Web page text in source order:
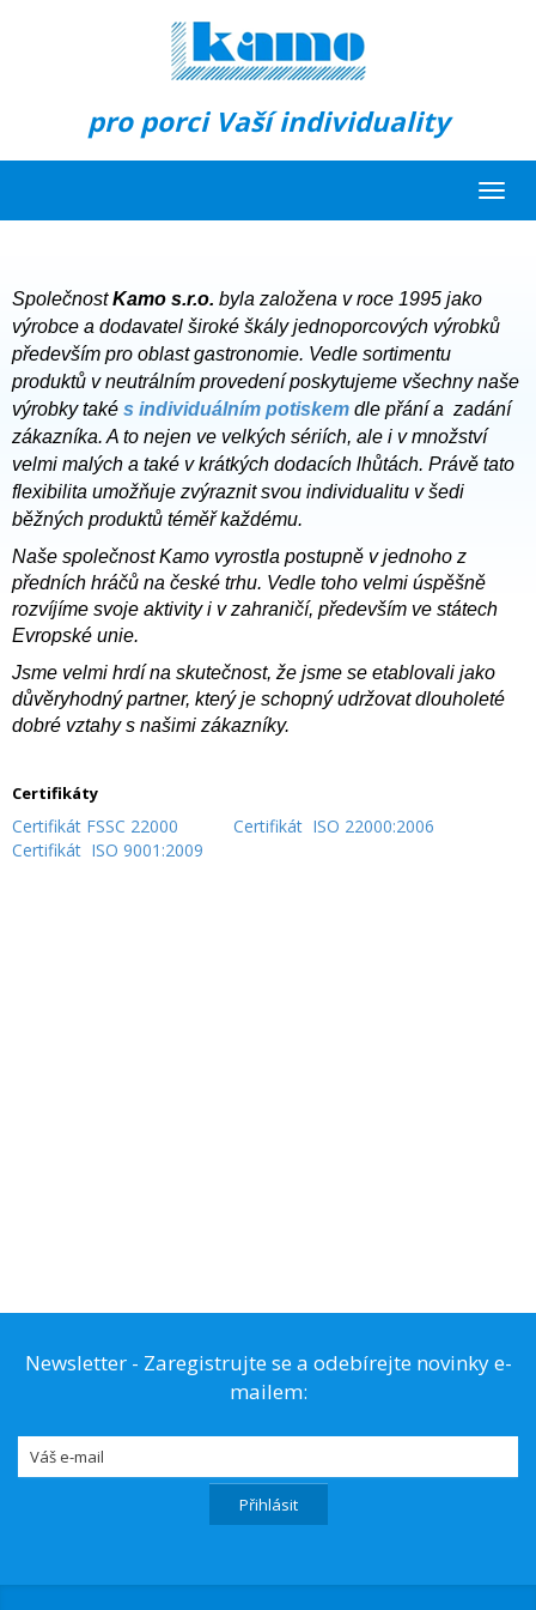
pro porci Vaší individuality
SpolečnostKamo s.r.o. byla založena v roce 1995 jako
výrobce a dodavatel široké škály jednoporcových výrobků
především pro oblast gastronomie. Vedle sortimentu
produktů v neutrálním provedení poskytujeme všechny naše
výrobky také s individuálním potiskem dle přání a zadání
zákazníka. A to nejen ve velkých sériích, ale i v množství
velmi malých a také v krátkých dodacích lhůtách. Právě tato
flexibilita umožňuje zvýraznit svou individualitu v šedi
běžných produktů téměř každému.
Naše společnost Kamo vyrostla postupně v jednoho z
předních hráčů na české trhu. Vedle toho velmi úspěšně
rozvíjíme svoje aktivity i v zahraničí, především ve státech
Evropské unie.
Jsme velmi hrdí na skutečnost, že jsme se etablovali jako
důvěryhodný partner, který je schopný udržovat dlouholeté
dobré vztahy s našimi zákazníky.
Certifikáty
Certifikát FSSC 22000
Certifikát ISO 22000:2006
Certifikát ISO 9001:2009
Newsletter - Zaregistrujte se a odebírejte novinky e-
mailem: